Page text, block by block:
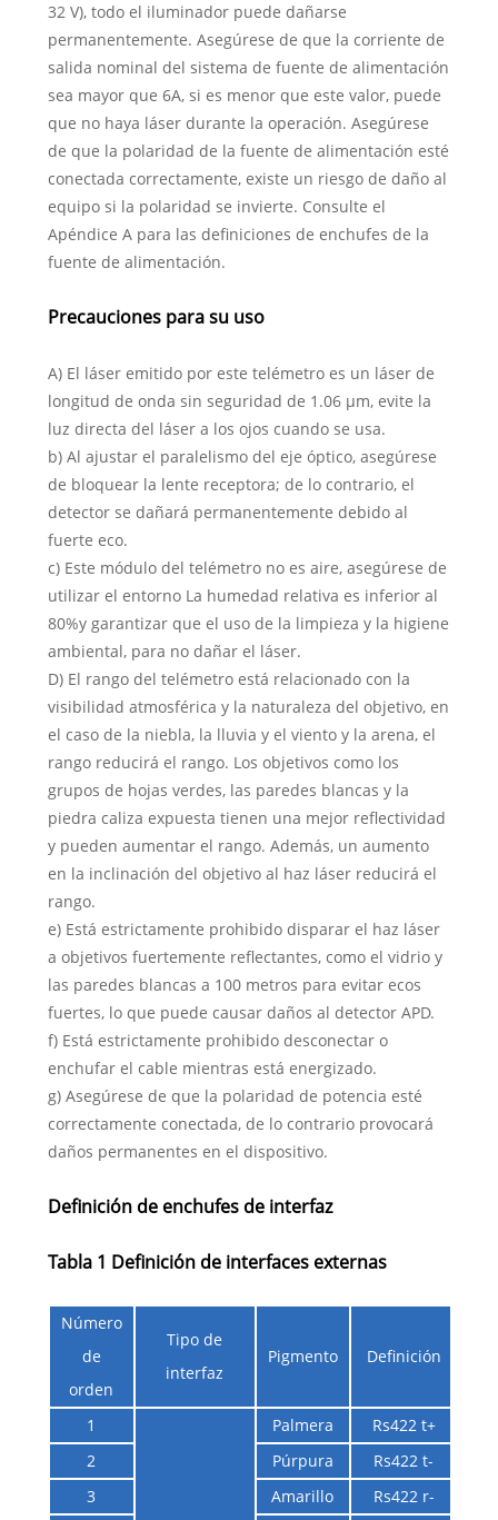
32 V), todo el iluminador puede dañarse
permanentemente. Asegúrese de que la corriente de
salida nominal del sistema de fuente de alimentación
sea mayor que 6A, si es menor que este valor, puede
que no haya láser durante la operación. Asegúrese
de que la polaridad de la fuente de alimentación esté
conectada correctamente, existe un riesgo de daño al
equipo si la polaridad se invierte. Consulte el
Apéndice A para las definiciones de enchufes de la
fuente de alimentación.
Precauciones para su uso
A) El láser emitido por este telémetro es un láser de
longitud de onda sin seguridad de 1.06 µm, evite la
luz directa del láser a los ojos cuando se usa.
b) Al ajustar el paralelismo del eje óptico, asegúrese
de bloquear la lente receptora; de lo contrario, el
detector se dañará permanentemente debido al
fuerte eco.
c) Este módulo del telémetro no es aire, asegúrese de
utilizar el entorno La humedad relativa es inferior al
80%y garantizar que el uso de la limpieza y la higiene
ambiental, para no dañar el láser.
D) El rango del telémetro está relacionado con la
visibilidad atmosférica y la naturaleza del objetivo, en
el caso de la niebla, la lluvia y el viento y la arena, el
rango reducirá el rango. Los objetivos como los
grupos de hojas verdes, las paredes blancas y la
piedra caliza expuesta tienen una mejor reflectividad
y pueden aumentar el rango. Además, un aumento
en la inclinación del objetivo al haz láser reducirá el
rango.
e) Está estrictamente prohibido disparar el haz láser
a objetivos fuertemente reflectantes, como el vidrio y
las paredes blancas a 100 metros para evitar ecos
fuertes, lo que puede causar daños al detector APD.
f) Está estrictamente prohibido desconectar o
enchufar el cable mientras está energizado.
g) Asegúrese de que la polaridad de potencia esté
correctamente conectada, de lo contrario provocará
daños permanentes en el dispositivo.
Definición de enchufes de interfaz
Tabla 1 Definición de interfaces externas
Número
de
orden
Tipo de
interfaz
Pigmento Definición
1 Palmera
Rs422 t+
2 Púrpura
Rs422 t-
3
Amarillo
Rs422 r-